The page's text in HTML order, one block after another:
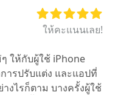
ให้คะแนนเลย!
ให้กับผู้ใช้ iPhone
ารปรับแต่ง และแอปที่
งไรก็ตาม บางครั้งผู้ใช้